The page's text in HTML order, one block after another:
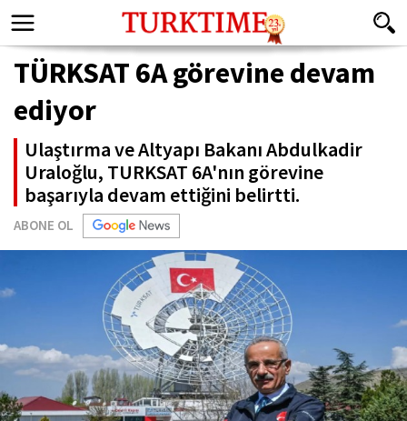
TÜRKSAT 6A görevine devam
ediyor
Ulaştırma ve Altyapı Bakanı Abdulkadir
Uraloğlu, TURKSAT 6A'nın görevine
başarıyla devam ettiğini belirtti.
ABONE OL